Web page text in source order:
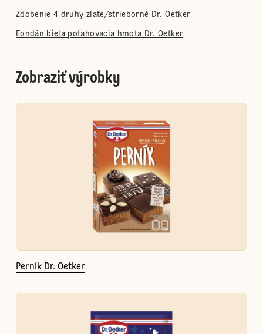
Zdobenie 4 druhy zlaté/strieborné Dr. Oetker
Fondán biela poťahovacia hmota Dr. Oetker
Zobraziť výrobky
Perník Dr. Oetker